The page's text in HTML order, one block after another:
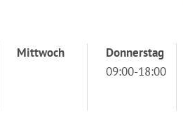
Mittwoch
Donnerstag
09:00-18:00